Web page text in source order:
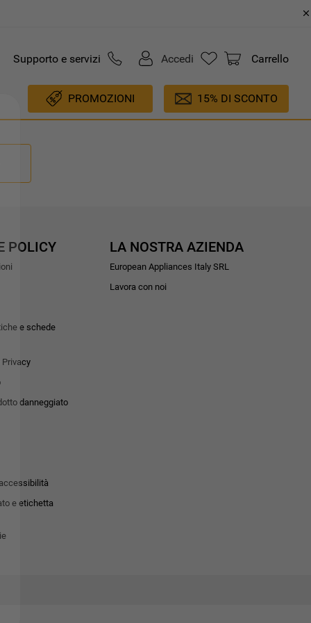
Supporto e servizi Accedi Carrello
PROMOZIONI 15% DI SCONTO
POLICY
e schede
danneggiato
e etichetta
LA NOSTRA AZIENDA
European Appliances Italy SRL
Lavora con noi